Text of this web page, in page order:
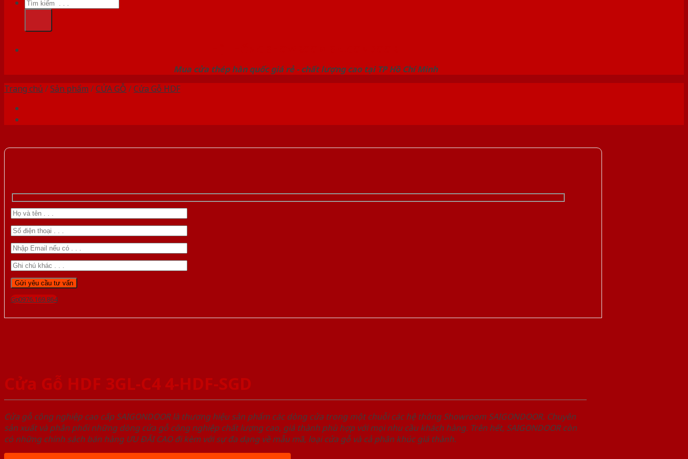
kiếm:
Mua cửa thép hàn quốc giá rẻ - chất lượng cao tại TP Hồ Chí Minh
Trang chủ /Sản phẩm /CỬA GỖ /Cửa Gỗ HDF
Gọi 0976.169.864
Cửa Gỗ HDF 3GL-C4 4-HDF-SGD
Cửa gỗ công nghiệp cao cấp SAIGONDOOR là thương hiệu sản phẩm các dòng cửa trong một chuỗi các hệ thống Showroom SAIGONDOOR. Chuyên
sản xuất và phân phối những dòng cửa gỗ công nghiệp chất lượng cao, giá thành phù hợp với mọi nhu cầu khách hàng. Trên hết, SAIGONDOOR còn
có những chính sách bán hàng ƯU ĐÃI CAO đi kèm với sự đa dạng về mẫu mã, loại cửa gỗ và cả phân khúc giá thành.